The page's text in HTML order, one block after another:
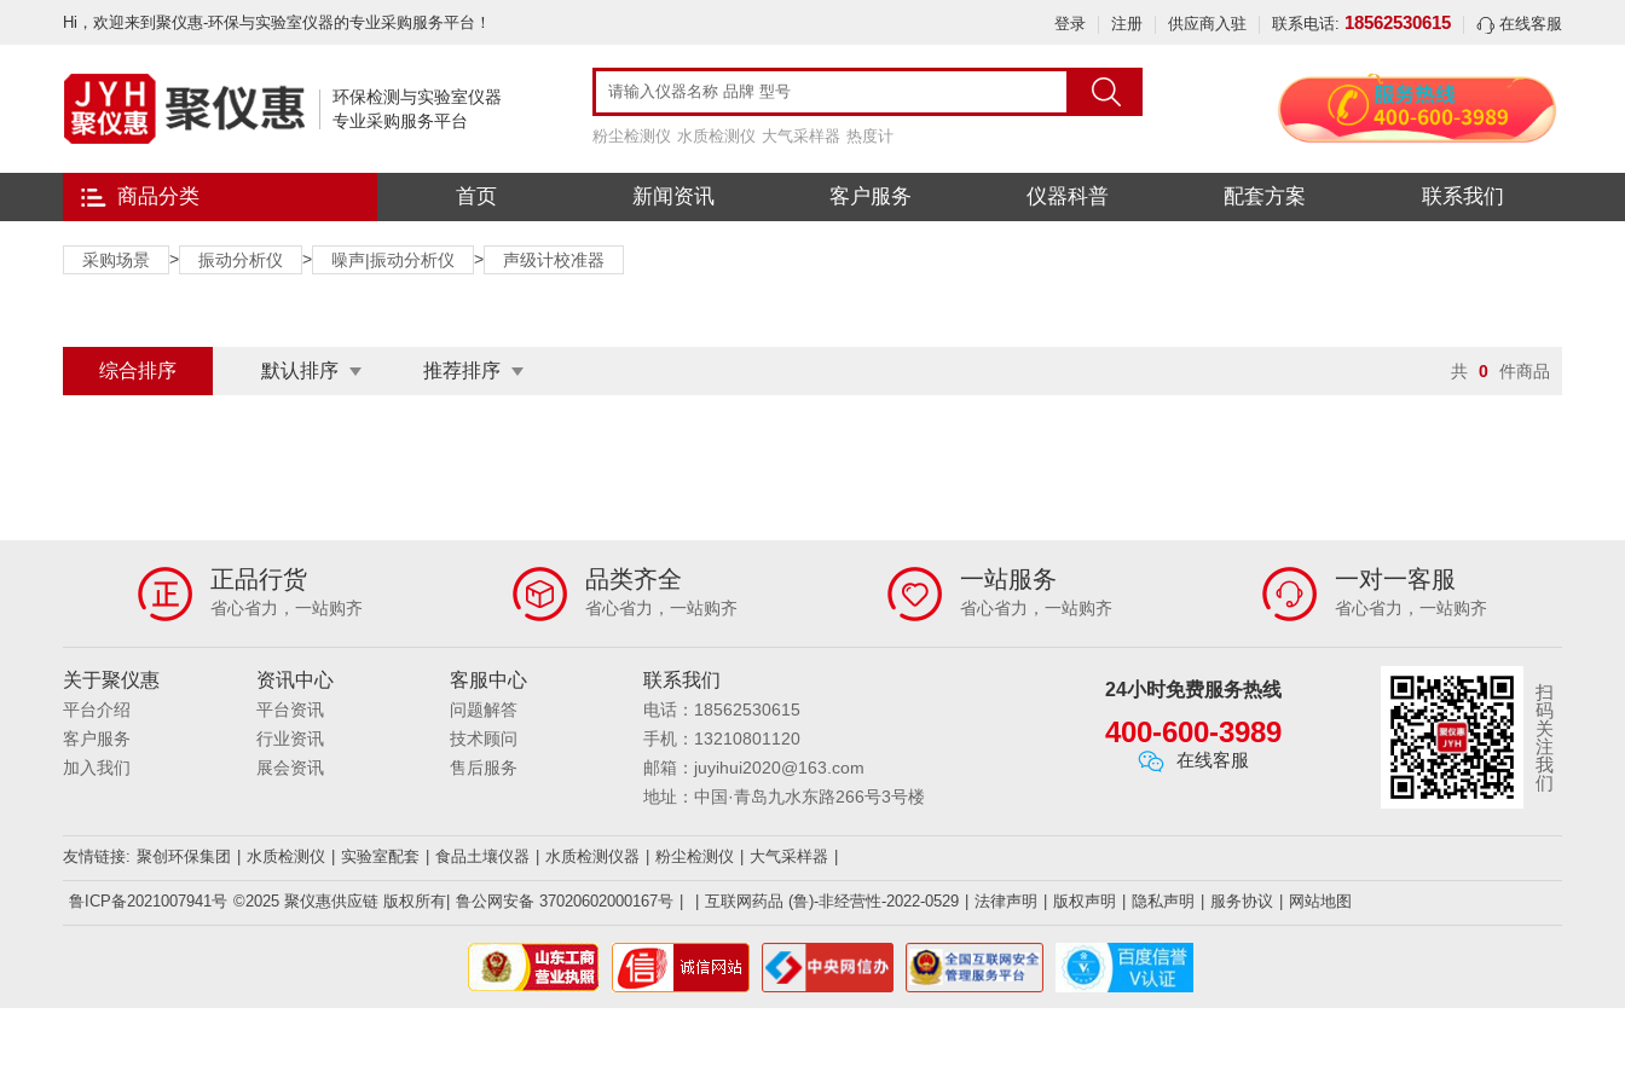
Hi，欢迎来到聚仪惠-环保与实验室仪器的专业采购服务平台！ 登录 注册 供应商入驻 联系电话: 18562530615 在线客服
环保检测与实验室仪器
专业采购服务平台
粉尘检测仪 水质检测仪 大气采样器 热度计
商品分类 首页 新闻资讯 客户服务 仪器科普 配套方案 联系我们
采购场景 > 振动分析仪 > 噪声|振动分析仪 > 声级计校准器
综合排序 默认排序 推荐排序 共 0 件商品
正品行货
省心省力，一站购齐
品类齐全
省心省力，一站购齐
一站服务
省心省力，一站购齐
一对一客服
省心省力，一站购齐
关于聚仪惠
平台介绍
客户服务
加入我们
资讯中心
平台资讯
行业资讯
展会资讯
客服中心
问题解答
技术顾问
售后服务
联系我们
电话：18562530615
手机：13210801120
邮箱：juyihui2020@163.com
地址：中国·青岛九水东路266号3号楼
24小时免费服务热线
400-600-3989
在线客服
扫
码
关
注
我
们
友情链接: 聚创环保集团 水质检测仪 实验室配套 食品土壤仪器 水质检测仪器 粉尘检测仪 大气采样器
鲁ICP备2021007941号 ©2025 聚仪惠供应链 版权所有| 鲁公网安备 37020602000167号 互联网药品 (鲁)-非经营性-2022-0529 法律声明 版权声明 隐私声明 服务协议 网站地图